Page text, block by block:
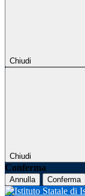
Chiudi
Chiudi
Conferma
Annulla Conferma